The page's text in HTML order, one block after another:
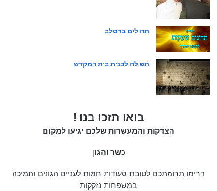
תהילים ברסלב
תפילה לבנית בית המקדש
בואו תזכו בנו !
הצדקות והמעשרות שלכם יגיעו למקום
כשר והגון
הרימו תרומתכם לטובת סעודות חמות לעניים הגונים ותמיכה
במשפחות נזקקות